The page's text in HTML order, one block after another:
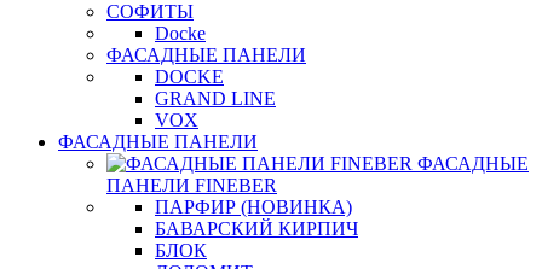
СОФИТЫ
Docke
ФАСАДНЫЕ ПАНЕЛИ
DOCKE
GRAND LINE
VOX
ФАСАДНЫЕ ПАНЕЛИ
ФАСАДНЫЕ
ПАНЕЛИ FINEBER
ПАРФИР (НОВИНКА)
БАВАРСКИЙ КИРПИЧ
БЛОК